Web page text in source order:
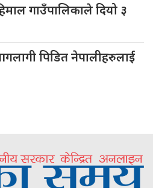
गाउँपालिकाले दियो ३
पिडित नेपालीहरुलाई